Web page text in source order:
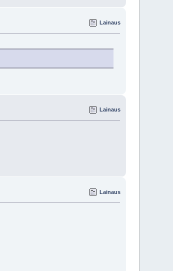
Lainaus
Lainaus
Lainaus